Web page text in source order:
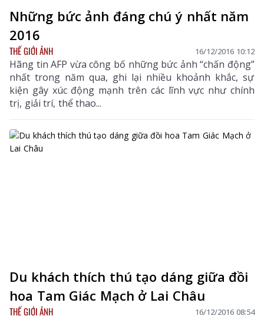
Những bức ảnh đáng chú ý nhất năm
2016
THẾ GIỚI ẢNH 16/12/2016 10:12
Hãng tin AFP vừa công bố những bức ảnh “chấn động”
nhất trong năm qua, ghi lại nhiều khoảnh khắc, sự
kiện gây xúc động mạnh trên các lĩnh vực như chính
trị, giải trí, thể thao...
Du khách thích thú tạo dáng giữa đồi
hoa Tam Giác Mạch ở Lai Châu
THẾ GIỚI ẢNH 16/12/2016 08:54